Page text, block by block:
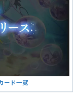
ード一覧